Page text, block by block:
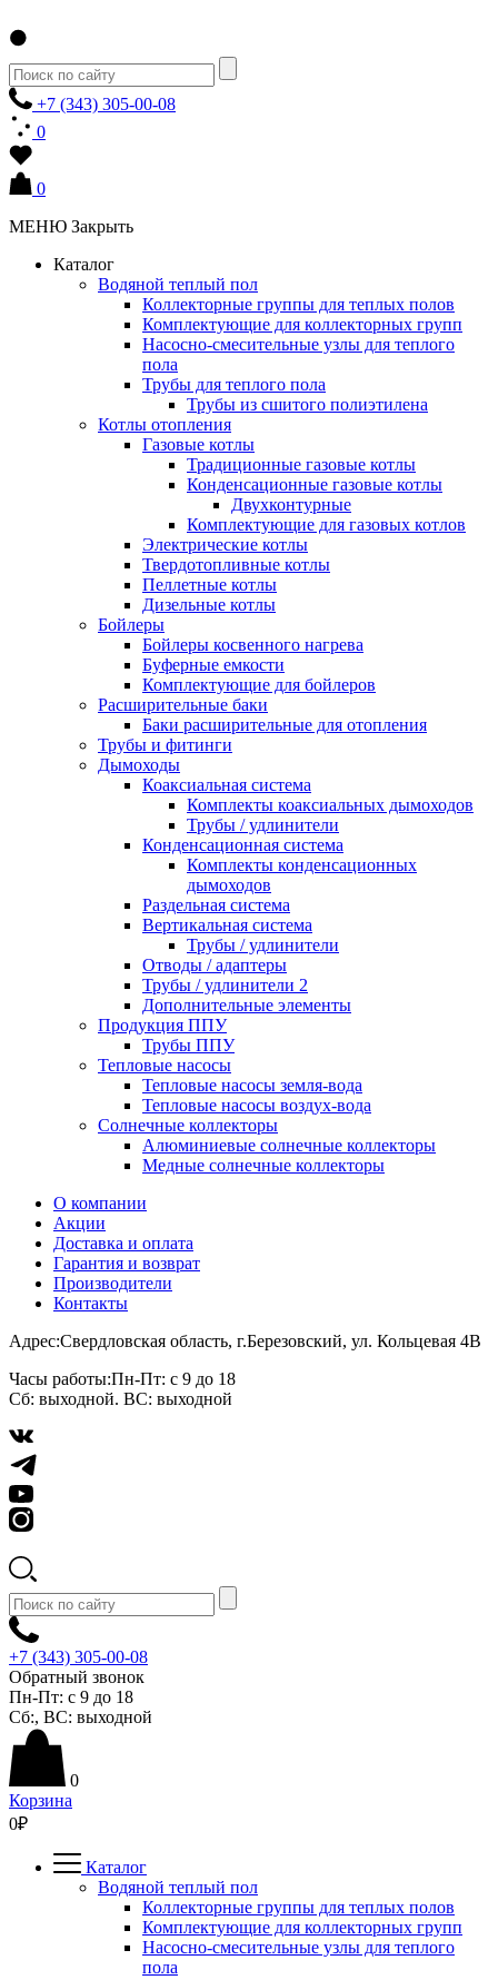
+7 (343) 305-00-08
0
0
МЕНЮ Закрыть
Каталог
Водяной теплый пол
Коллекторные группы для теплых полов
Комплектующие для коллекторных групп
Насосно-смесительные узлы для теплого
пола
Трубы для теплого пола
Трубы из сшитого полиэтилена
Котлы отопления
Газовые котлы
Традиционные газовые котлы
Конденсационные газовые котлы
Двухконтурные
Комплектующие для газовых котлов
Электрические котлы
Твердотопливные котлы
Пеллетные котлы
Дизельные котлы
Бойлеры
Бойлеры косвенного нагрева
Буферные емкости
Комплектующие для бойлеров
Расширительные баки
Баки расширительные для отопления
Трубы и фитинги
Дымоходы
Коаксиальная система
Комплекты коаксиальных дымоходов
Трубы / удлинители
Конденсационная система
Комплекты конденсационных
дымоходов
Раздельная система
Вертикальная система
Трубы / удлинители
Отводы / адаптеры
Трубы / удлинители 2
Дополнительные элементы
Продукция ППУ
Трубы ППУ
Тепловые насосы
Тепловые насосы земля-вода
Тепловые насосы воздух-вода
Солнечные коллекторы
Алюминиевые солнечные коллекторы
Медные солнечные коллекторы
О компании
Акции
Доставка и оплата
Гарантия и возврат
Производители
Контакты
Адрес:Свердловская область, г.Березовский, ул. Кольцевая 4В
Часы работы:Пн-Пт: с 9 до 18
Сб: выходной. ВС: выходной
+7 (343) 305-00-08
Обратный звонок
Пн-Пт: с 9 до 18
Сб:, ВС: выходной
0
Корзина
0₽
Каталог
Водяной теплый пол
Коллекторные группы для теплых полов
Комплектующие для коллекторных групп
Насосно-смесительные узлы для теплого
пола